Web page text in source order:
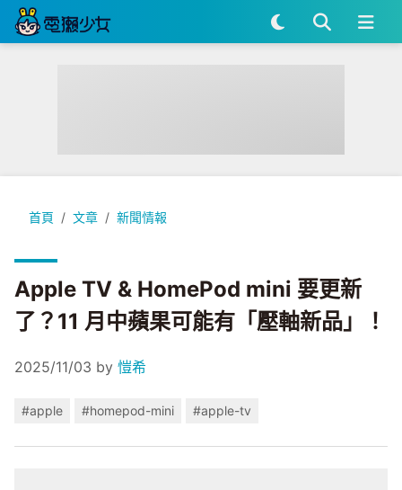
首頁 文章 新聞情報
Apple TV & HomePod mini 要更新了？11 月中蘋果可能有「
Apple TV & HomePod mini 要更新
了？11 月中蘋果可能有「壓軸新品」！
2025/11/03 by 愷希
#apple #homepod-mini #apple-tv